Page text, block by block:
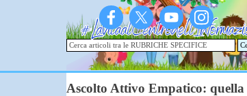
Ascolto Attivo Empatico: